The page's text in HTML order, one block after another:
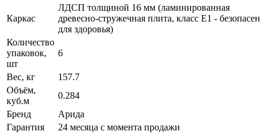
Каркас
ЛДСП толщиной 16 мм (ламинированная
древесно-стружечная плита, класс E1 - безопасен
для здоровья)
Количество
упаковок,
шт
6
Вес, кг
157.7
Объём,
куб.м
0.284
Бренд
Арида
Гарантия
24 месяца с момента продажи